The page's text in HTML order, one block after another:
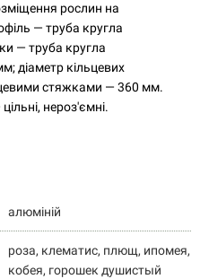
рослин на
— труба кругла
— труба кругла
діаметр кільцевих
стяжками — 360 мм.
нероз'ємні.
алюміній
роза, клематис, плющ, ипомея,
кобея, горошек душистый